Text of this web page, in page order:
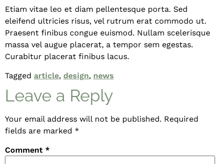
Etiam vitae leo et diam pellentesque porta. Sed
eleifend ultricies risus, vel rutrum erat commodo ut.
Praesent finibus congue euismod. Nullam scelerisque
massa vel augue placerat, a tempor sem egestas.
Curabitur placerat finibus lacus.
Tagged article, design, news
Leave a Reply
Your email address will not be published. Required
fields are marked *
Comment *